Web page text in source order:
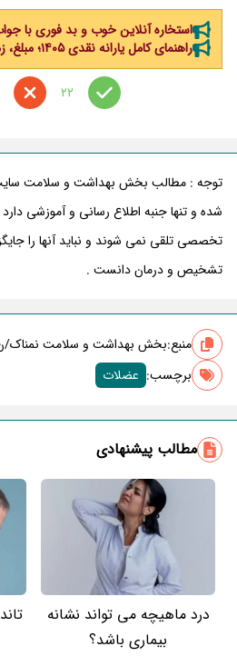
استخاره آنلاین خوب و بد فوری با
راهنمای کامل یارانه نقدی ۱۴۰۵؛ مبلغ، زمان واریز، دهک‌بندی
22
توجه : مطالب بخش بهداشت و سلامت سایت
شده و تنها جنبه اطلاع رسانی و آموزشی
تخصصی تلقی نمی شوند و نباید آنها را
تشخیص و درمان دانست .
منبع:بخش بهداشت و سلامت
برچسب‌: عضلات
مطالب پیشنهادی
درد ماهیچه می تواند نشانه
بیماری باشد؟